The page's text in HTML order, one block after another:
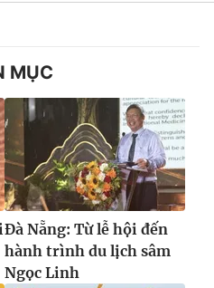
MỤC
Đà Nẵng: Từ lễ hội đến
hành trình du lịch sâm
Ngọc Linh